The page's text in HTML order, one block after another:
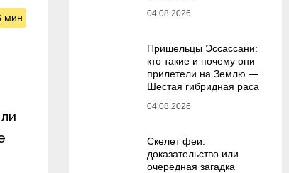
мин 04.08.2026
Пришельцы Эссассани:
кто такие и почему они
прилетели на Землю —
Шестая гибридная раса
04.08.2026
Скелет феи:
доказательство или
очередная загадка